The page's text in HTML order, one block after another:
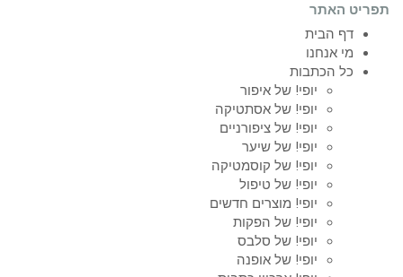
תפריט האתר
דף הבית
מי אנחנו
כל הכתבות
יופי! של איפור
יופי! של אסתטיקה
יופי! של ציפורניים
יופי! של שיער
יופי! של קוסמטיקה
יופי! של טיפול
יופי! מוצרים חדשים
יופי! של הפקות
יופי! של סלבס
יופי! של אופנה